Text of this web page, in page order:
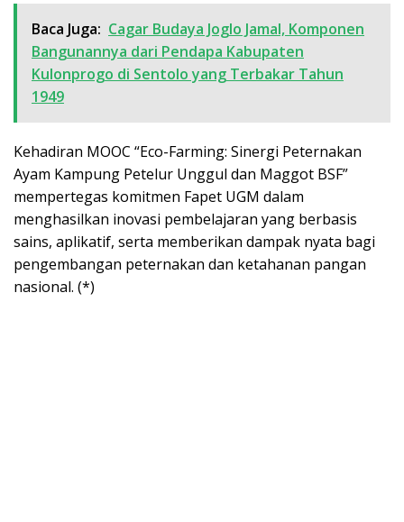
Baca Juga: Cagar Budaya Joglo Jamal, Komponen
Bangunannya dari Pendapa Kabupaten
Kulonprogo di Sentolo yang Terbakar Tahun
1949
Kehadiran MOOC “Eco-Farming: Sinergi Peternakan
Ayam Kampung Petelur Unggul dan Maggot BSF”
mempertegas komitmen Fapet UGM dalam
menghasilkan inovasi pembelajaran yang berbasis
sains, aplikatif, serta memberikan dampak nyata bagi
pengembangan peternakan dan ketahanan pangan
nasional. (*)